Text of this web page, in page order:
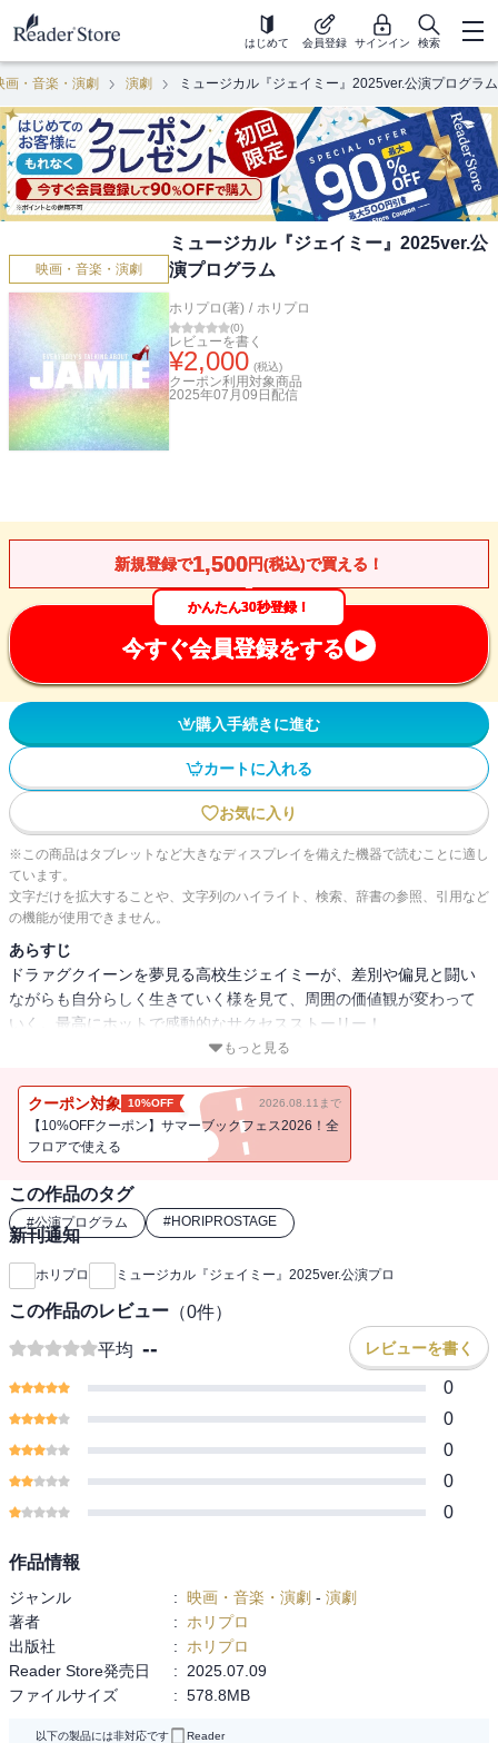
はじめて 会員登録 サインイン 検索
画・音楽・演劇 演劇 ミュージカル『ジェイミー』2025ver.公演プログラム
映画・音楽・演劇
ミュージカル『ジェイミー』2025ver.公
演プログラム
ホリプロ(著) / ホリプロ
(0)
レビューを書く
¥2,000 (税込)
クーポン利用対象商品
2025年07月09日 配信
新規登録で1,500円(税込)で買える！
かんたん30秒登録！
今すぐ会員登録をする
購入手続きに進む
カートに入れる
お気に入り
※この商品はタブレットなど大きなディスプレイを備えた機器で読むことに適し
ています。
文字だけを拡大することや、文字列のハイライト、検索、辞書の参照、引用など
の機能が使用できません。
あらすじ
ドラァグクイーンを夢見る高校生ジェイミーが、差別や偏見と闘い
ながらも自分らしく生きていく様を見て、周囲の価値観が変わって
いく。最高にホットで感動的なサクセスストーリー！
に制作された『ジェイミー』。2017年、英国のシェフィールド劇場
で開幕するや大ヒットを記録し、ニューヨーク・ブロードウェイと
並ぶミュージカルの聖地、ロンドン・ウェストエンドへ進出。さら
でノミネートされ一大旋風を巻き起こした。21年にはAmazon Prime
videoで映画版も世界配信され、英国アカデミー賞優秀英国映画賞ノ
ミネート。その後も世界各地で上演され続け、大好評を博してい
る。
21年の日本初演では、疾走感あるポップなメロディ、パッションと
エネルギーに溢れたダンス等ミュージカルの魅力は十分に、ジェイ
ミーと母マーガレットの絆、親友プリティとの友情、宿敵ディーン
や父親、先生との確執、憧れのドラァグクイーンたちとの邂逅…そ
うした中でジェイミーが成長していく様が大きな感動を呼んだ。
初演でセンセーショナルな感動を届けた素晴らしいキャスト陣に加
決定！！！
稽古場風景の撮りおろし写真が大ボリュームの見開き2ページ半！
日本を代表するドラァグクイーン、エスムラルダさん、ドリアン・
ロロブリジーダさんとジェイミー二人の座談会も必見です。
そして電子版の特典として、ドラァグクイーンのメイクチュートリ
アルの特典映像が収録されています！
公演期間：2025年7月～8月
【東京公演】東京建物 Brillia HALL
もっと見る
クーポン対象 10%OFF 2026.08.11まで
【10%OFFクーポン】サマーブックフェス2026！全
フロアで使える
この作品のタグ
#公演プログラム #HORIPROSTAGE
新刊通知
ホリプロ ミュージカル『ジェイミー』2025ver.公演プロ
この作品のレビュー （0件）
平均 -- レビューを書く
0
0
0
0
0
作品情報
ジャンル : 映画・音楽・演劇 - 演劇
著者
:
ホリプロ
出版社
:
ホリプロ
Reader Store発売日
:
2025.07.09
ファイルサイズ
: 578.8MB
以下の製品には非対応です Reader